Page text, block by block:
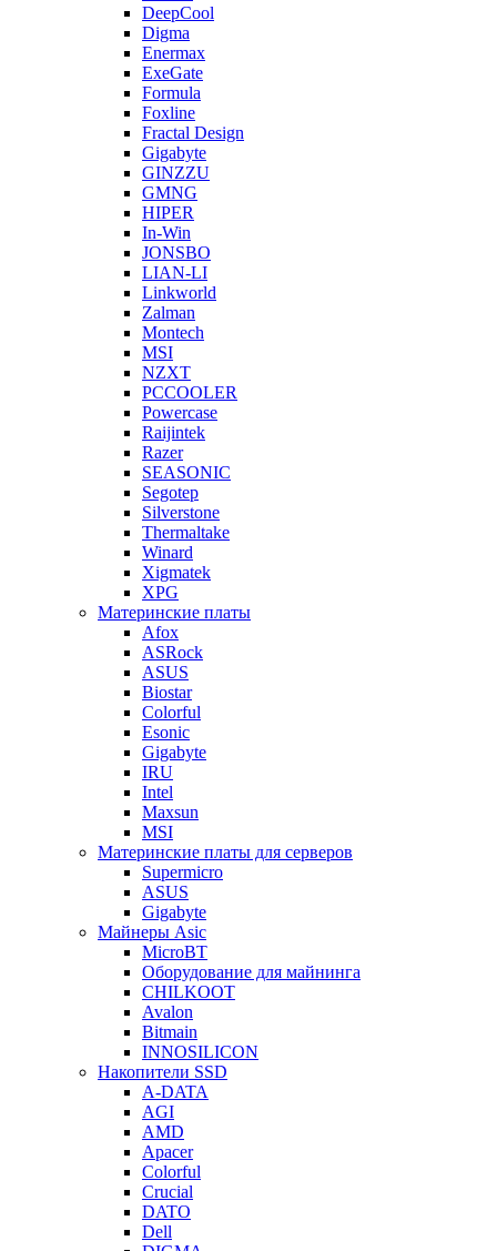
DeepCool
Digma
Enermax
ExeGate
Formula
Foxline
Fractal Design
Gigabyte
GINZZU
GMNG
HIPER
In-Win
JONSBO
LIAN-LI
Linkworld
Zalman
Montech
MSI
NZXT
PCCOOLER
Powercase
Raijintek
Razer
SEASONIC
Segotep
Silverstone
Thermaltake
Winard
Xigmatek
XPG
Материнские платы
Afox
ASRock
ASUS
Biostar
Colorful
Esonic
Gigabyte
IRU
Intel
Maxsun
MSI
Материнские платы для серверов
Supermicro
ASUS
Gigabyte
Майнеры Asic
MicroBT
Оборудование для майнинга
CHILKOOT
Avalon
Bitmain
INNOSILICON
Накопители SSD
A-DATA
AGI
AMD
Apacer
Colorful
Crucial
DATO
Dell